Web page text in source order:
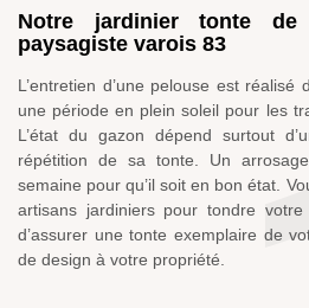
Notre jardinier tonte
paysagiste varois 83
L’entretien d’une pelouse est réalisé
une période en plein soleil pour les
L’état du gazon dépend surtout
répétition de sa tonte. Un
semaine pour qu’il soit en bon état.
artisans jardiniers pour tondre
d’assurer une tonte exemplaire de
de design à votre propriété.